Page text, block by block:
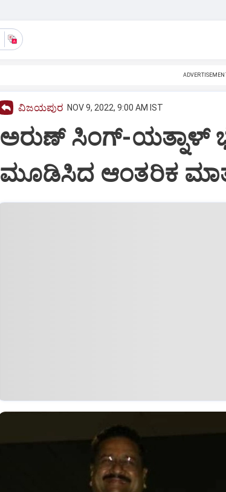
ವಿಜಯಪುರ NOV 9, 2022, 9:00 AM IST
ಅರುಣ್ ಸಿಂಗ್-ಯತ್ನಾಳ್
ಮೂಡಿಸಿದ ಆಂತರಿಕ